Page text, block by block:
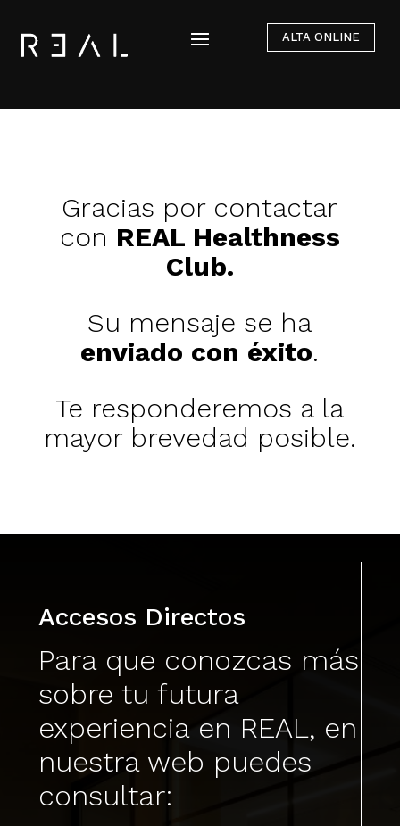
ALTA ONLINE
Gracias por contactar
con REAL Healthness
Club.
Su mensaje se ha
enviado con éxito.
Te responderemos a la
mayor brevedad posible.
Accesos Directos
Para que conozcas más
sobre tu futura
experiencia en REAL, en
nuestra web puedes
consultar: